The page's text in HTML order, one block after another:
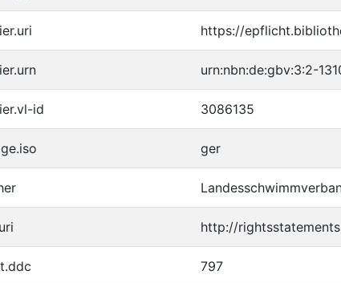
https://
urn:nbn:de:gbv:3:2-
id 3086135
ger
http://
797